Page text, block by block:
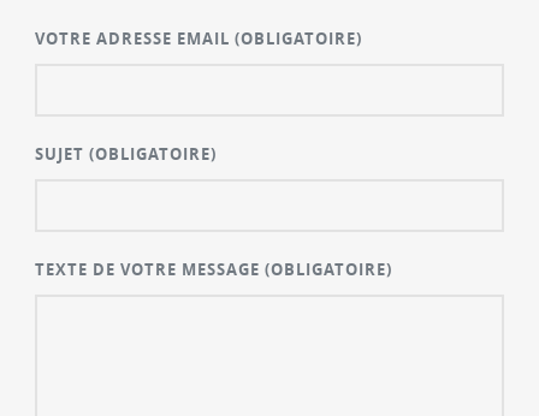
VOTRE ADRESSE EMAIL(OBLIGATOIRE)
SUJET(OBLIGATOIRE)
TEXTE DE VOTRE MESSAGE(OBLIGATOIRE)